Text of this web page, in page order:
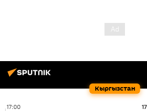
Кыргызстан
17:00